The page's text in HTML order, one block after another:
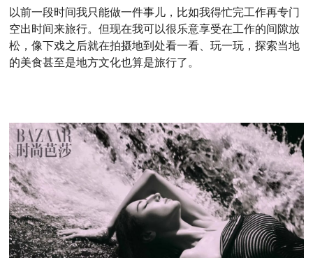
以前一段时间我只能做一件事儿，比如我得忙完工作再专门
空出时间来旅行。但现在我可以很乐意享受在工作的间隙放
松，像下戏之后就在拍摄地到处看一看、玩一玩，探索当地
的美食甚至是地方文化也算是旅行了。